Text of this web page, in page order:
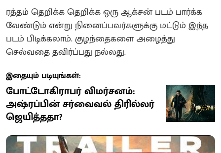
ரத்தம் தெறிக்க தெறிக்க ஒரு ஆக்சன் படம் பார்க்க
வேண்டும் என்று நினைப்பவர்களுக்கு மட்டும் இந்த
படம் பிடிக்கலாம். குழந்தைகளை அழைத்து
செல்வதை தவிர்ப்பது நல்லது.
இதையும் படியுங்கள்:
போட்டோகிராபர் விமர்சனம்:
அஷ்ரப்பின் சர்வைவல் திரில்லர்
ஜெயித்ததா?